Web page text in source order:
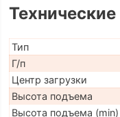
Тип
Г/п
Центр загрузки
Высота подъема
Высота подъема (min)